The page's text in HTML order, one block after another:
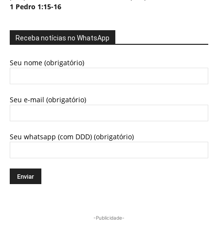
1 Pedro 1:15-16
Receba notícias no WhatsApp
Seu nome (obrigatório)
Seu e-mail (obrigatório)
Seu whatsapp (com DDD) (obrigatório)
-Publicidade-